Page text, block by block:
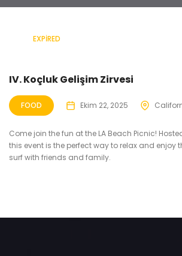
EXPIRED
IV. Koçluk Gelişim Zirvesi
FOOD Ekim 22, 2025
Come join the fun at the LA Beach Picnic!
this event is the perfect way to relax and enjoy
surf with friends and family.